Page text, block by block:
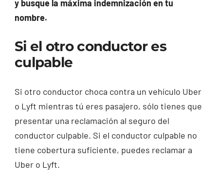
y busque la máxima indemnización en tu
nombre.
Si el otro conductor es
culpable
Si otro conductor choca contra un vehículo Uber
o Lyft mientras tú eres pasajero, sólo tienes que
presentar una reclamación al seguro del
conductor culpable. Si el conductor culpable no
tiene cobertura suficiente, puedes reclamar a
Uber o Lyft.